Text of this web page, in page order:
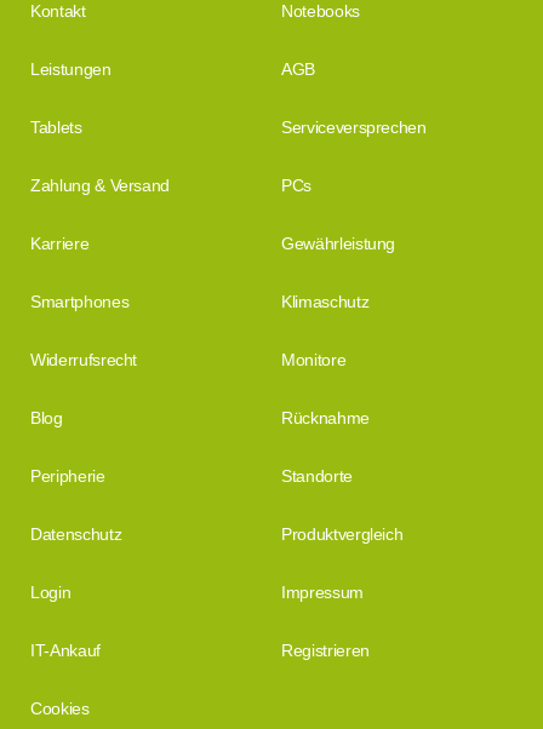
Kontakt Notebooks
Leistungen AGB
Tablets Serviceversprechen
Zahlung & Versand PCs
Karriere Gewährleistung
Smartphones Klimaschutz
Widerrufsrecht Monitore
Blog Rücknahme
Peripherie Standorte
Datenschutz Produktvergleich
Login Impressum
IT-Ankauf Registrieren
Cookies